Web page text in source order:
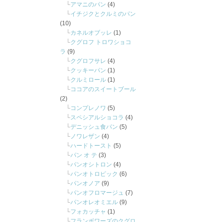
アマニのパン (4)
イチジクとクルミのパン
(10)
カネルオブッレ (1)
クグロフ トロワショコ
ラ (9)
クグロフサレ (4)
クッキーパン (1)
クルミロール (1)
ココアのスイートブール
(2)
コンプレノワ (5)
スペシアルショコラ (4)
デニッシュ食パン (5)
ノワレザン (4)
ハードトースト (5)
パン オ テ (3)
パンオシトロン (4)
パンオトロピック (6)
パンオノア (9)
パンオフロマージュ (7)
パンオレオミエル (9)
フォカッチャ (1)